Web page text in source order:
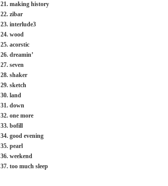
21. making history
22. zibar
23. interlude3
24. wood
25. acorstic
26. dreamin’
27. seven
28. shaker
29. sketch
30. land
31. down
32. one more
33. bofill
34. good evening
35. pearl
36. weekend
37. too much sleep